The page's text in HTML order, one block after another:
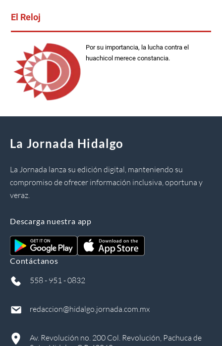
El Reloj
Por su importancia, la lucha contra el
huachicol merece constancia.
La Jornada Hidalgo
La Jornada lanza su edición digital, manteniendo su
compromiso de ofrecer información inclusiva, oportuna y
veraz.
Descarga nuestra app
Contáctanos
558 - 951 - 0832
redaccion@hidalgo.jornada.com.mx
Av. Revolución no. 200 Col. Revolución, Pachuca de